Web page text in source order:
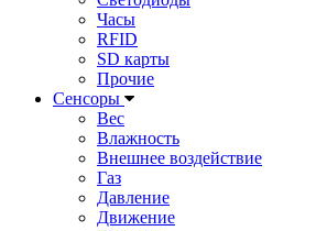
Часы
RFID
SD карты
Прочие
Сенсоры
Вес
Влажность
Внешнее воздействие
Газ
Давление
Движение